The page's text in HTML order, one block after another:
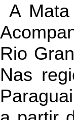
A
Rio
Nas